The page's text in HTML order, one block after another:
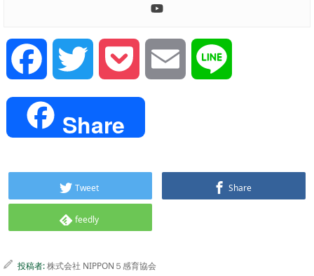
Facebook Twitter Pocket Email
Share
Tweet Share
feedly
投稿者:株式会社 NIPPON５感育協会